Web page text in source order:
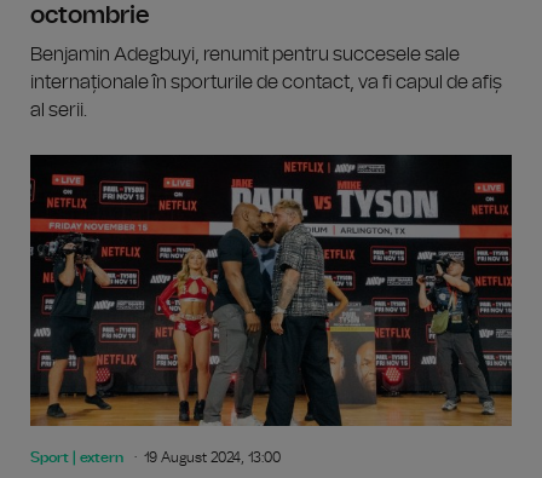
octombrie
Benjamin Adegbuyi, renumit pentru succesele sale
internaționale în sporturile de contact, va fi capul de afiș
al serii.
Sport | extern 19 August 2024, 13:00